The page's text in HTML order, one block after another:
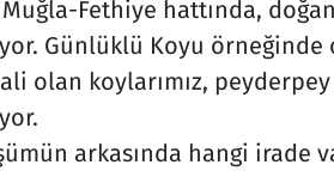
Fethiye hattında,
Günlüklü Koyu
olan koylarımız,
arkasında hangi irade